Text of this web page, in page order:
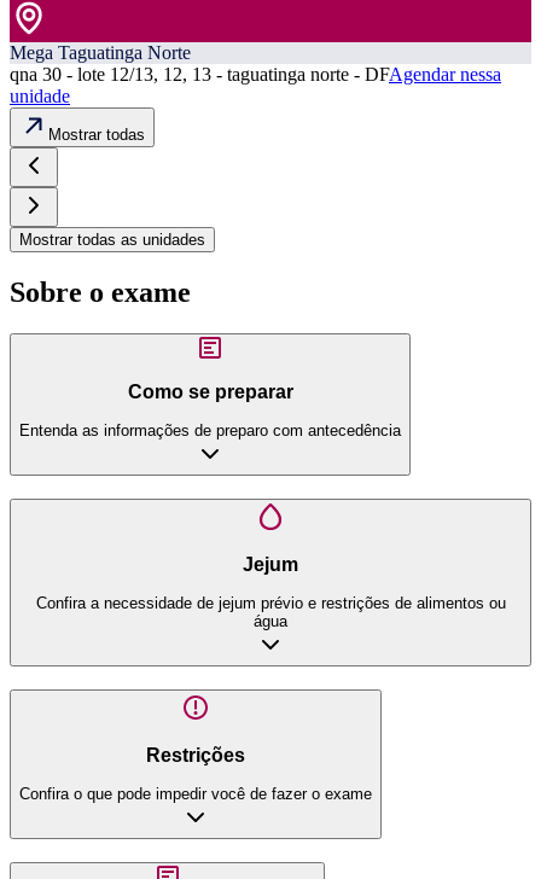
Mega Taguatinga Norte
qna 30 - lote 12/13, 12, 13 - taguatinga norte - DFAgendar nessa
unidade
Mostrar todas
Mostrar todas as unidades
Sobre o exame
Como se preparar
Entenda as informações de preparo com antecedência
Jejum
Confira a necessidade de jejum prévio e restrições de alimentos ou
água
Restrições
Confira o que pode impedir você de fazer o exame